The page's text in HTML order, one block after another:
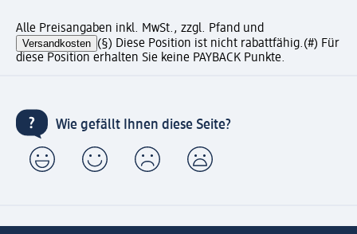
Alle Preisangaben inkl. MwSt., zzgl. Pfand und
Versandkosten (§) Diese Position ist nicht rabattfähig.(#) Für
diese Position erhalten Sie keine PAYBACK Punkte.
Wie gefällt Ihnen diese Seite?